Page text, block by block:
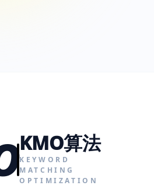
KMO算法
KEYWORD
MATCHING
OPTIMIZATION